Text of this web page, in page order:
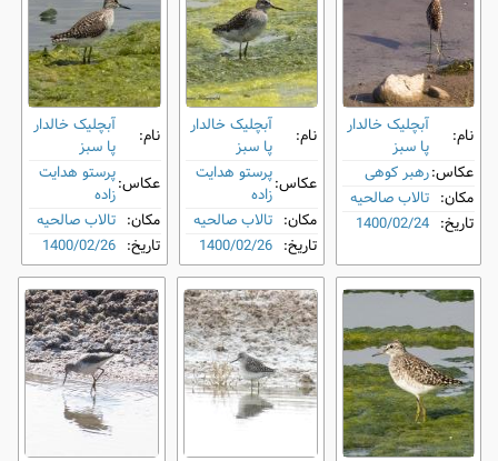
نام:
آبچلیک خالدار
پا سبز
عکاس:رهبر کوهی
مکان: تالاب صالحیه
تاریخ: 1400/02/24
نام:
آبچلیک خالدار
پا سبز
عکاس:پرستو هدایت
زاده
مکان: تالاب صالحیه
تاریخ: 1400/02/26
نام:
آبچلیک خالدار
پا سبز
عکاس:پرستو هدایت
زاده
مکان: تالاب صالحیه
تاریخ: 1400/02/26